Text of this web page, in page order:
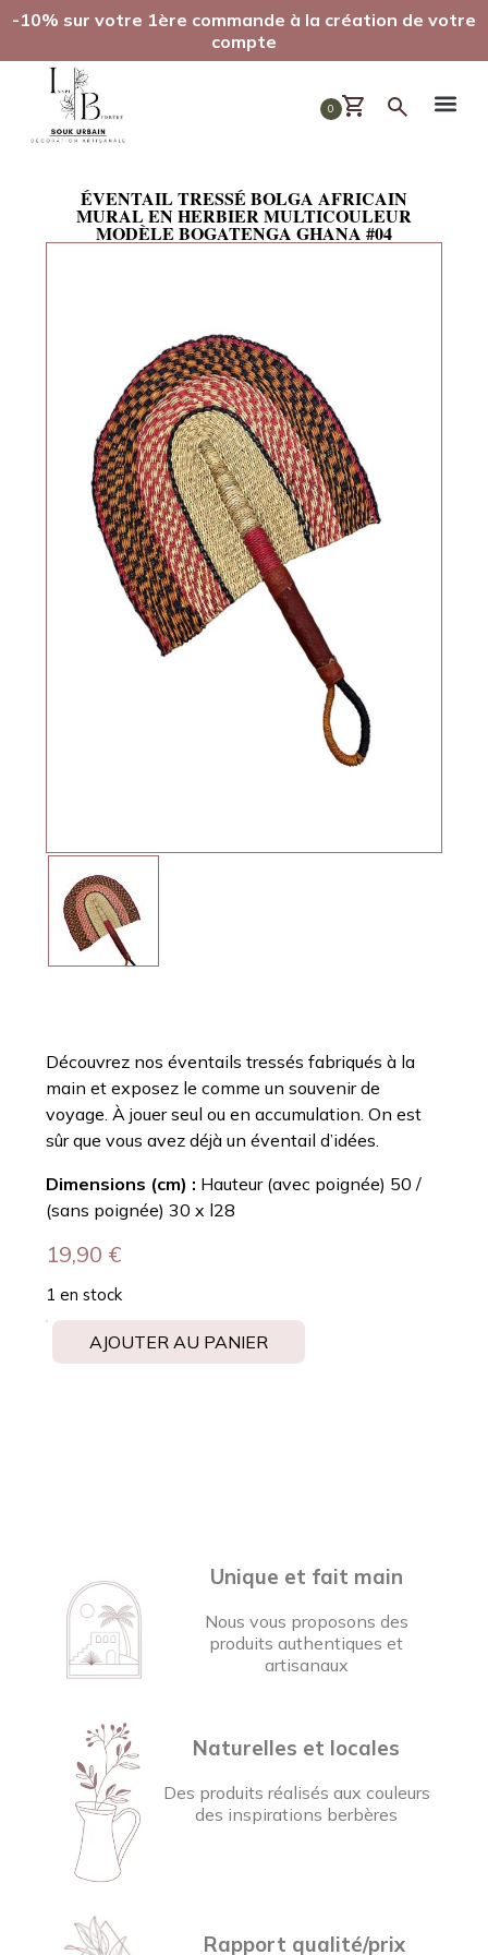
-10% sur votre 1ère commande à la création de votre
compte
0
ÉVENTAIL TRESSÉ BOLGA AFRICAIN
MURAL EN HERBIER MULTICOULEUR
MODÈLE BOGATENGA GHANA #04
Découvrez nos éventails tressés fabriqués à la
main et exposez le comme un souvenir de
voyage. À jouer seul ou en accumulation. On est
sûr que vous avez déjà un éventail d’idées.
Dimensions (cm) : Hauteur (avec poignée) 50 /
(sans poignée) 30 x l28
19,90 €
1 en stock
AJOUTER AU PANIER
Unique et fait main
Nous vous proposons des
produits authentiques et
artisanaux
Naturelles et locales
Des produits réalisés aux couleurs
des inspirations berbères
Rapport qualité/prix